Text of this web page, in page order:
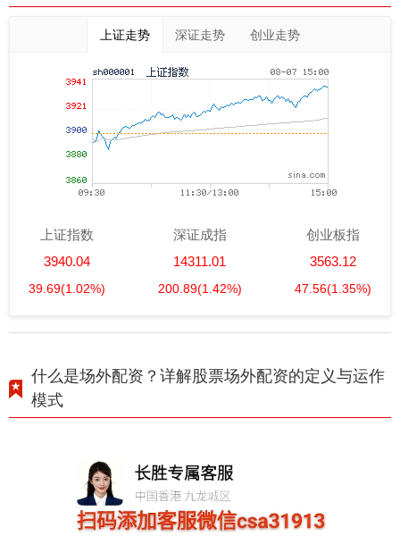
上证走势 深证走势 创业走势
上证指数
3940.04
39.69(1.02%)
深证成指
14311.01
200.89(1.42%)
创业板指
3563.12
47.56(1.35%)
什么是场外配资？详解股票场外配资的定义与运作
模式